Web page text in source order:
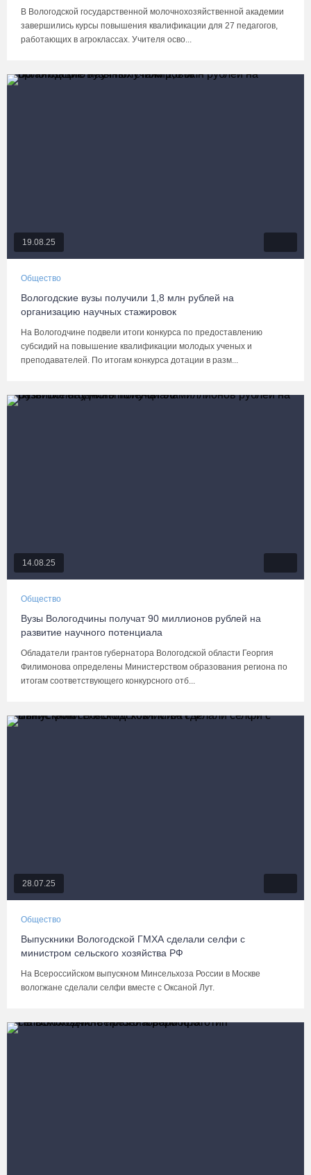
В Вологодской государственной молочнохозяйственной академии
завершились курсы повышения квалификации для 27 педагогов,
работающих в агроклассах. Учителя осво...
19.08.25
Общество
Вологодские вузы получили 1,8 млн рублей на
организацию научных стажировок
На Вологодчине подвели итоги конкурса по предоставлению
субсидий на повышение квалификации молодых ученых и
преподавателей. По итогам конкурса дотации в разм...
14.08.25
Общество
Вузы Вологодчины получат 90 миллионов рублей на
развитие научного потенциала
Обладатели грантов губернатора Вологодской области Георгия
Филимонова определены Министерством образования региона по
итогам соответствующего конкурсного отб...
28.07.25
Общество
Выпускники Вологодской ГМХА сделали селфи с
министром сельского хозяйства РФ
На Всероссийском выпускном Минсельхоза России в Москве
вологжане сделали селфи вместе с Оксаной Лут.